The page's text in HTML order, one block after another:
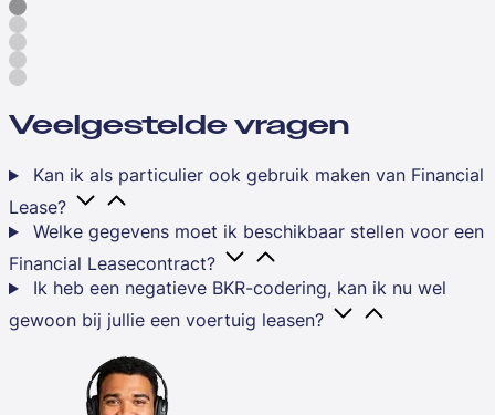
Veelgestelde vragen
Kan ik als particulier ook gebruik maken van Financial
Lease?
Welke gegevens moet ik beschikbaar stellen voor een
Financial Leasecontract?
Ik heb een negatieve BKR-codering, kan ik nu wel
gewoon bij jullie een voertuig leasen?